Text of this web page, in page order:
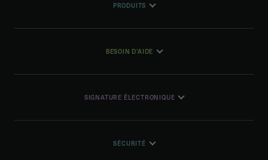
PRODUITS
BESOIN D'AIDE
SIGNATURE ÉLECTRONIQUE
SÉCURITÉ